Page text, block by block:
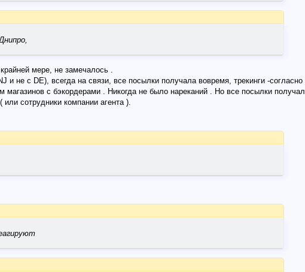
мере, не замечалось .
и не с DE), всегда на связи, все посылки получала вовремя, трекинги -согласно
с бэкордерами . Никогда не было нареканий . Но все посылки получал
сотрудники компании агента ).